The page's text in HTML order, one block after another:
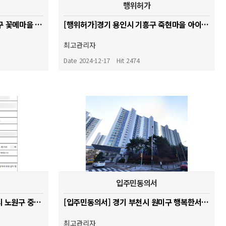
[입주민동의서]경기 용인시 수지구 꽃메마을 아이파크 아파트
행위허가
[행위허가]경기 용인시 기흥구 죽현마을 아이파크 아파트
최고관리자
Date 2024-12-17 Hit 2474
[행위허가 & 입주민동의서]서울시 노원구 중계무지개아파트
입주민동의서
[입주민동의서] 경기 부천시 원미구 행복한서해그랑블마을 아파트
최고관리자